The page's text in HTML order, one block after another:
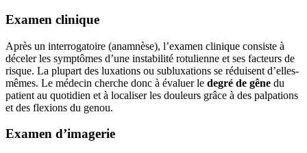
Examen clinique
Après un interrogatoire (anamnèse), l’examen clinique consiste à
déceler les symptômes d’une instabilité rotulienne et ses facteurs de
risque. La plupart des luxations ou subluxations se réduisent d’elles-
mêmes. Le médecin cherche donc à évaluer le degré de gêne du
patient au quotidien et à localiser les douleurs grâce à des palpations
et des flexions du genou.
Examen d’imagerie